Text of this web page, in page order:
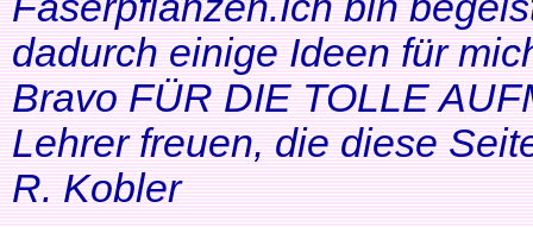
dadurch einige Ideen für
Bravo FÜR DIE TOLLE
Lehrer freuen, die diese
R. Kobler